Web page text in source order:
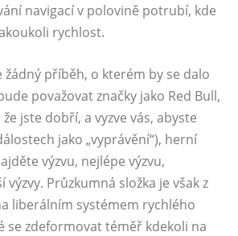
navigací v polovině potrubí, kde
rychlost.
žádný příběh, o kterém by se dalo
považovat značky jako Red Bull,
jste dobří, a vyzve vás, abyste
jako „vyprávění“), herní
výzvu, nejlépe výzvu,
Průzkumná složka je však z
liberálním systémem rychlého
se zdeformovat téměř kdekoli na